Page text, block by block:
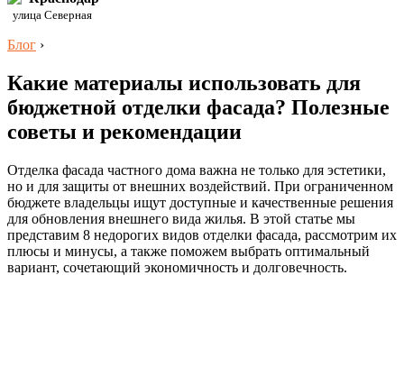
улица Северная
Блог ›
Какие материалы использовать для
бюджетной отделки фасада? Полезные
советы и рекомендации
Отделка фасада частного дома важна не только для эстетики,
но и для защиты от внешних воздействий. При ограниченном
бюджете владельцы ищут доступные и качественные решения
для обновления внешнего вида жилья. В этой статье мы
представим 8 недорогих видов отделки фасада, рассмотрим их
плюсы и минусы, а также поможем выбрать оптимальный
вариант, сочетающий экономичность и долговечность.